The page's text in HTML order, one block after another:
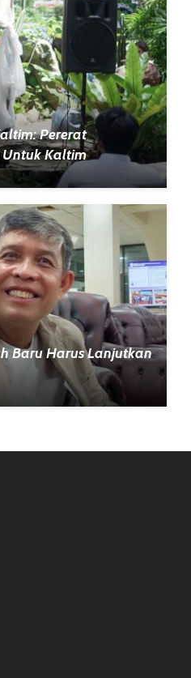
Pererat
Kaltim
Baru Harus Lanjutkan